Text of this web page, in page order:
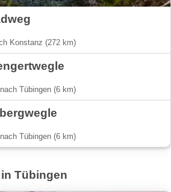
Konstanz (272 km)
Tübingen (6 km)
Tübingen (6 km)
Tübingen